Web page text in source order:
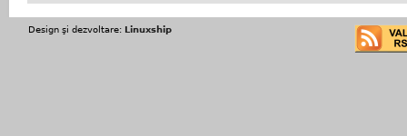
Design şi dezvoltare: Linuxship